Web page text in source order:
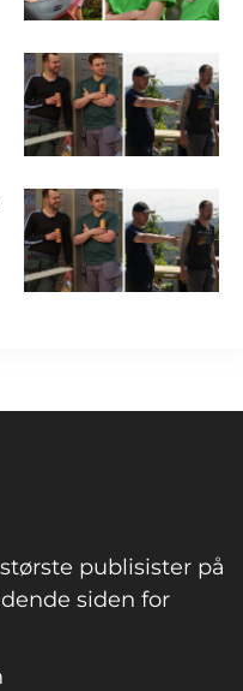
publisister på
siden for